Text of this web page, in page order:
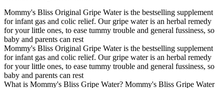
Mommy's Bliss Original Gripe Water is the bestselling supplement
for infant gas and colic relief. Our gripe water is an herbal remedy
for your little ones, to ease tummy trouble and general fussiness, so
baby and parents can rest
Mommy's Bliss Original Gripe Water is the bestselling supplement
for infant gas and colic relief. Our gripe water is an herbal remedy
for your little ones, to ease tummy trouble and general fussiness, so
baby and parents can rest
What is Mommy's Bliss Gripe Water? Mommy's Bliss Gripe Water